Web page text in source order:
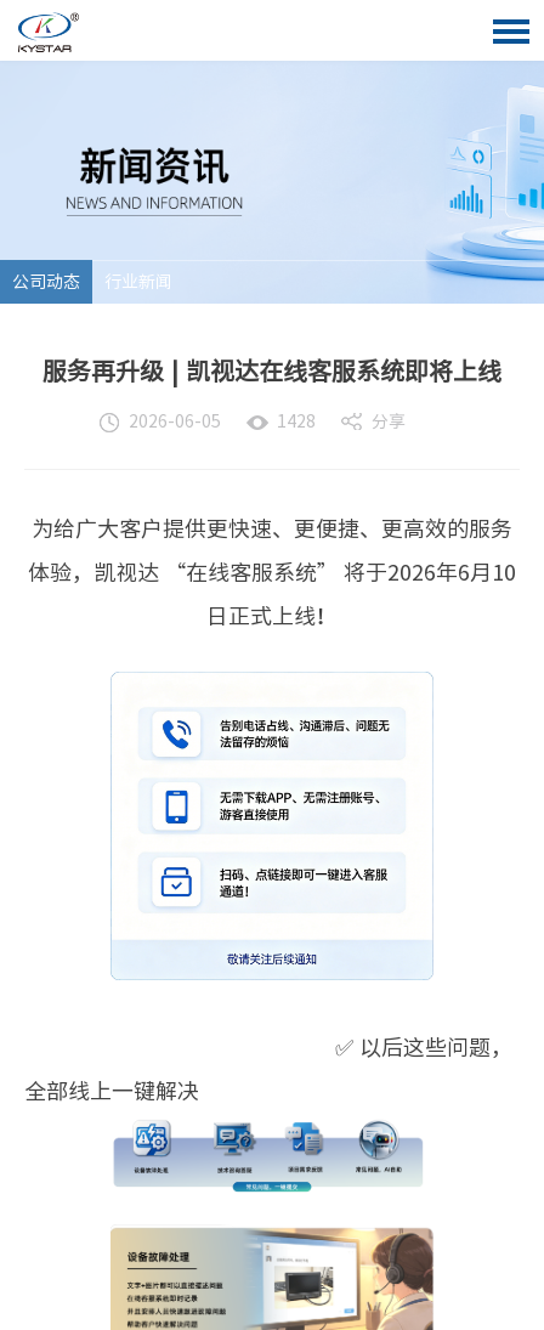
公司动态 行业新闻
服务再升级 | 凯视达在线客服系统即将上线
2026-06-05 1428 分享
为给广大客户提供更快速、更便捷、更高效的服务
体验，凯视达 “在线客服系统” 将于2026年6月10
日正式上线！
✅ 以后这些问题，
全部线上一键解决